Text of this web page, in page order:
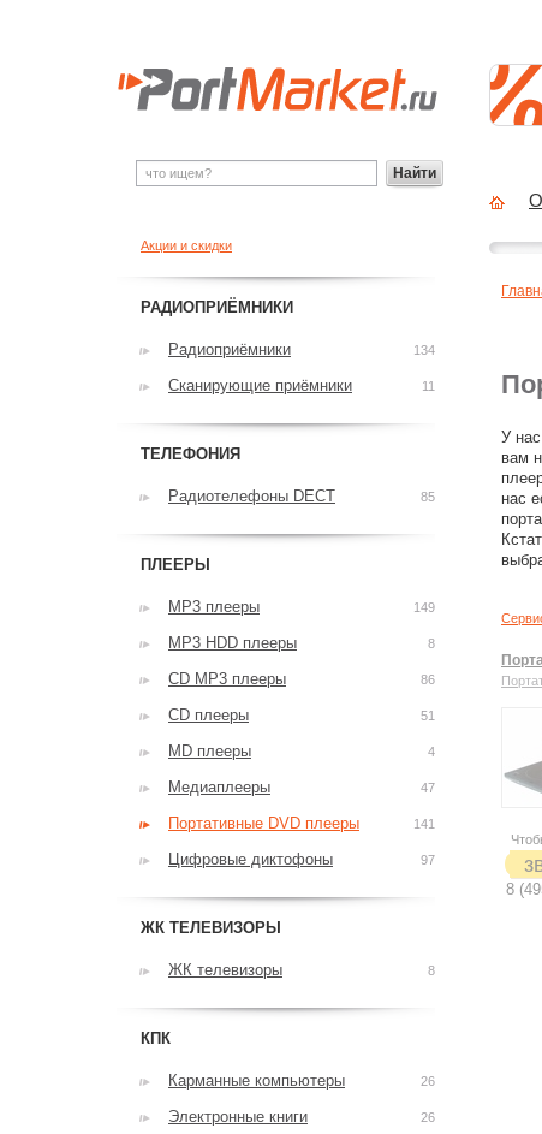
У
вам
нас
8
Акции и скидки
РАДИОПРИЁМНИКИ
Радиоприёмники 134
Сканирующие приёмники 11
ТЕЛЕФОНИЯ
Радиотелефоны DECT 85
ПЛЕЕРЫ
MP3 плееры 149
MP3 HDD плееры 8
CD MP3 плееры 86
CD плееры 51
MD плееры 4
Медиаплееры 47
Портативные DVD плееры 141
Цифровые диктофоны 97
ЖК ТЕЛЕВИЗОРЫ
ЖК телевизоры 8
КПК
Карманные компьютеры 26
Электронные книги 26
Найти
О